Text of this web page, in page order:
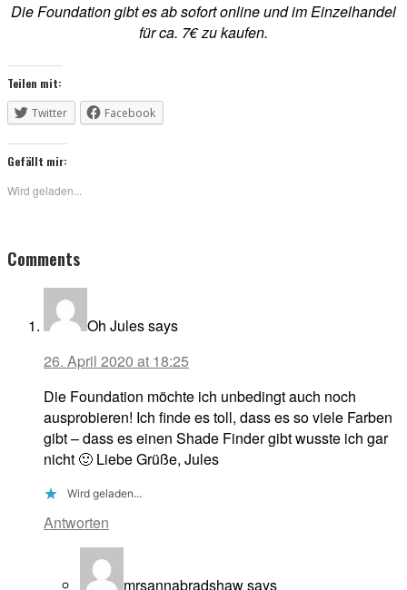
Die Foundation gibt es ab sofort online und im Einzelhandel
für ca. 7€ zu kaufen.
Teilen mit:
Twitter
Facebook
Gefällt mir:
Wird geladen...
Reader
Interactions
Comments
Oh Julessays
26. April 2020 at 18:25
Die Foundation möchte ich unbedingt auch noch
ausprobieren! Ich finde es toll, dass es so viele Farben
gibt – dass es einen Shade Finder gibt wusste ich gar
nicht 🙂 Liebe Grüße, Jules
Wird geladen...
Antworten
mrsannabradshawsays